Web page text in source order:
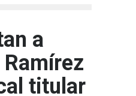
a
titular